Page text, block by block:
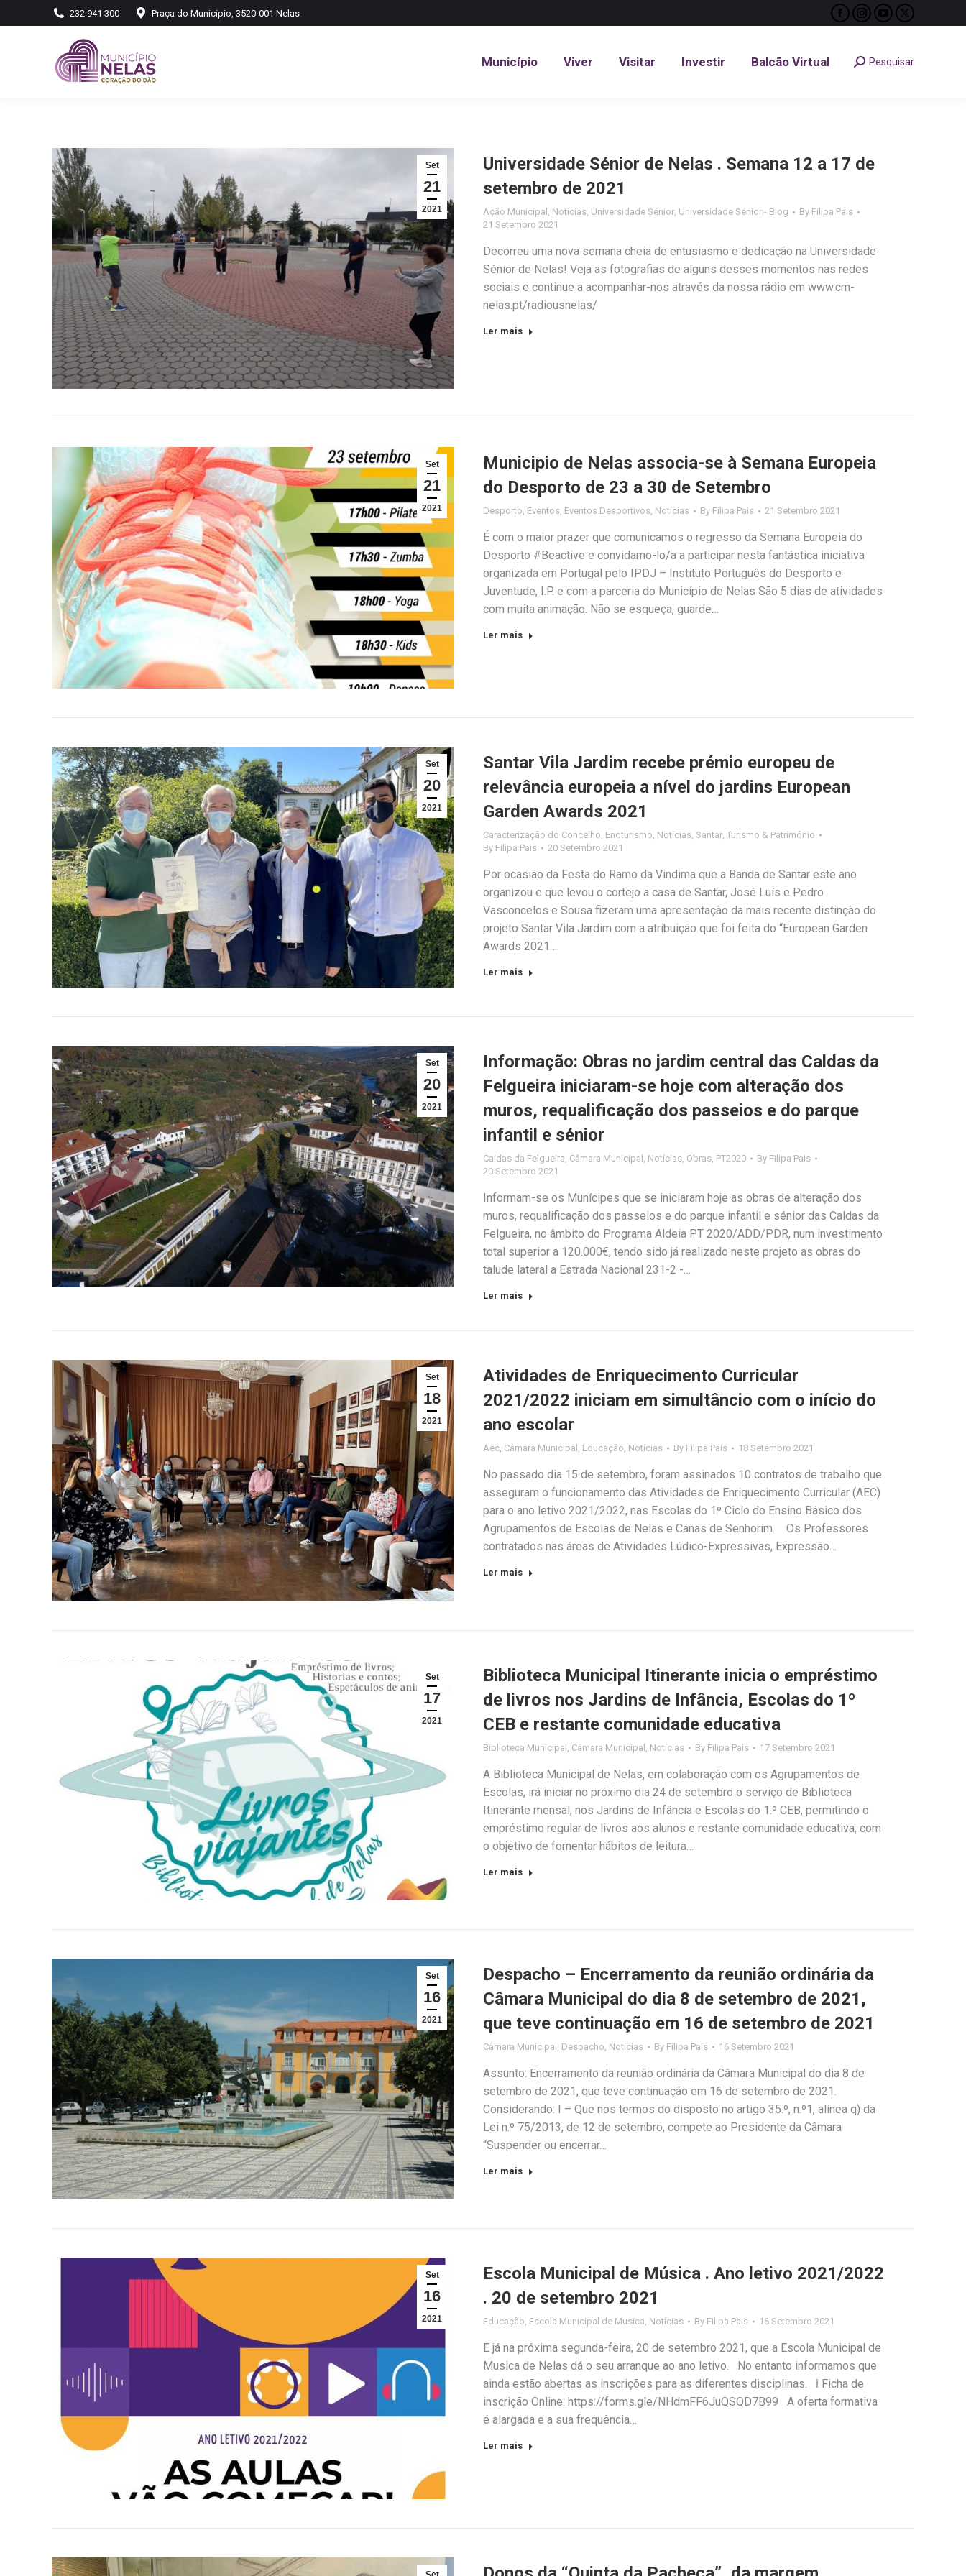
232 941 300 Praça do Municipio, 3520-001 Nelas
Facebook
opens
Instagram
opens
YouTube
opens
X
opens
Município Viver Visitar Investir Balcão Virtual Search:Pesquisar
Set
21
2021
Universidade Sénior de Nelas . Semana 12 a 17 de
setembro de 2021
Ação Municipal , Notícias, Universidade Sénior, Universidade Sénior - Blog By Filipa Pais
21 Setembro 2021
Decorreu uma nova semana cheia de entusiasmo e dedicação na Universidade
Sénior de Nelas! Veja as fotografias de alguns desses momentos nas redes
sociais e continue a acompanhar-nos através da nossa rádio em www.cm-
nelas.pt/radiousnelas/
Ler mais
Set
21
2021
Municipio de Nelas associa-se à Semana Europeia
do Desporto de 23 a 30 de Setembro
Desporto, Eventos, Eventos Desportivos, Notícias By Filipa Pais 21 Setembro 2021
É com o maior prazer que comunicamos o regresso da Semana Europeia do
Desporto #Beactive e convidamo-lo/a a participar nesta fantástica iniciativa
organizada em Portugal pelo IPDJ – Instituto Português do Desporto e
Juventude, I.P. e com a parceria do Município de Nelas São 5 dias de atividades
com muita animação. Não se esqueça, guarde…
Ler mais
Set
20
2021
Santar Vila Jardim recebe prémio europeu de
relevância europeia a nível do jardins European
Garden Awards 2021
Caracterização do Concelho Enoturismo Notícias Santar Turismo & Património
By Filipa Pais 20 Setembro 2021
Por ocasião da Festa do Ramo da Vindima que a Banda de Santar este ano
organizou e que levou o cortejo a casa de Santar, José Luís e Pedro
Vasconcelos e Sousa fizeram uma apresentação da mais recente distinção do
projeto Santar Vila Jardim com a atribuição que foi feita do “European Garden
Awards 2021…
Ler mais
Set
20
2021
Informação: Obras no jardim central das Caldas da
Felgueira iniciaram-se hoje com alteração dos
muros, requalificação dos passeios e do parque
infantil e sénior
Caldas da Felgueira, Câmara Municipal , Notícias, Obras, PT2020 By Filipa Pais
20 Setembro 2021
Informam-se os Munícipes que se iniciaram hoje as obras de alteração dos
muros, requalificação dos passeios e do parque infantil e sénior das Caldas da
Felgueira, no âmbito do Programa Aldeia PT 2020/ADD/PDR, num investimento
total superior a 120.000€, tendo sido já realizado neste projeto as obras do
talude lateral a Estrada Nacional 231-2 -…
Ler mais
Set
18
2021
Atividades de Enriquecimento Curricular
2021/2022 iniciam em simultâncio com o início do
ano escolar
Aec, Câmara Municipal , Educação, Notícias By Filipa Pais 18 Setembro 2021
No passado dia 15 de setembro, foram assinados 10 contratos de trabalho que
asseguram o funcionamento das Atividades de Enriquecimento Curricular (AEC)
para o ano letivo 2021/2022, nas Escolas do 1º Ciclo do Ensino Básico dos
Agrupamentos de Escolas de Nelas e Canas de Senhorim. Os Professores
contratados nas áreas de Atividades Lúdico-Expressivas, Expressão…
Ler mais
Set
17
2021
Biblioteca Municipal Itinerante inicia o empréstimo
de livros nos Jardins de Infância, Escolas do 1º
CEB e restante comunidade educativa
Biblioteca Municipal Câmara Municipal Notícias By Filipa Pais 17 Setembro 2021
A Biblioteca Municipal de Nelas, em colaboração com os Agrupamentos de
Escolas, irá iniciar no próximo dia 24 de setembro o serviço de Biblioteca
Itinerante mensal, nos Jardins de Infância e Escolas do 1.º CEB, permitindo o
empréstimo regular de livros aos alunos e restante comunidade educativa, com
o objetivo de fomentar hábitos de leitura…
Ler mais
Set
16
2021
Despacho – Encerramento da reunião ordinária da
Câmara Municipal do dia 8 de setembro de 2021,
que teve continuação em 16 de setembro de 2021
Câmara Municipal , Despacho, Notícias By Filipa Pais 16 Setembro 2021
Assunto: Encerramento da reunião ordinária da Câmara Municipal do dia 8 de
setembro de 2021, que teve continuação em 16 de setembro de 2021.
Considerando: I – Que nos termos do disposto no artigo 35.º, n.º1, alínea q) da
Lei n.º 75/2013, de 12 de setembro, compete ao Presidente da Câmara
“Suspender ou encerrar…
Ler mais
Set
16
2021
Escola Municipal de Música . Ano letivo 2021/2022
. 20 de setembro 2021
Educação, Escola Municipal de Musica, Notícias By Filipa Pais 16 Setembro 2021
E já na próxima segunda-feira, 20 de setembro 2021, que a Escola Municipal de
Musica de Nelas dá o seu arranque ao ano letivo. No entanto informamos que
ainda estão abertas as inscrições para as diferentes disciplinas. ℹ Ficha de
inscrição Online: https://forms.gle/NHdmFF6JuQSQD7B99 A oferta formativa
é alargada e a sua frequência…
Ler mais
Município Viver Visitar Investir Balcão Virtual Search:
Pesquisar